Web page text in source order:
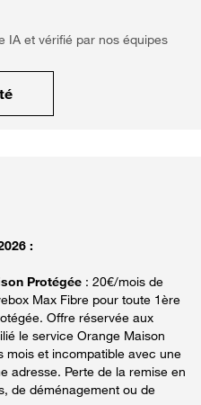
IA et vérifié par nos équipes
:
Protégée : 20€/mois de
Max Fibre pour toute 1ère
Offre réservée aux
le service Orange Maison
mois et incompatible avec une
adresse. Perte de la remise en
de déménagement ou de